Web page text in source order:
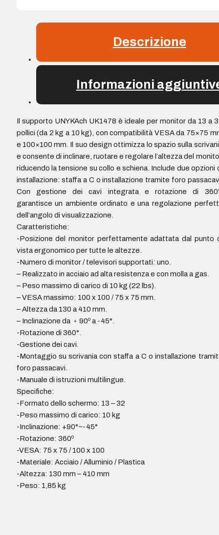
Descrizione
Informazioni
Il supporto UNYKAch UK1478 è ideale per monitor da 13 a
pollici (da 2 kg a 10 kg), con compatibilità VESA da 75×75
e 100×100 mm. Il suo design ottimizza lo spazio sulla
e consente di inclinare, ruotare e regolare l’altezza del
riducendo la tensione su collo e schiena. Include due opzioni
installazione: staffa a C o installazione tramite foro
Con gestione dei cavi integrata e rotazione di
garantisce un ambiente ordinato e una regolazione
dell’angolo di visualizzazione.
Caratteristiche:
-Posizione del monitor perfettamente adattata dal punto
vista ergonomico per tutte le altezze.
-Numero di monitor / televisori supportati: uno.
– Realizzato in acciaio ad alta resistenza e con molla a gas.
– Peso massimo di carico di 10 kg (22 lbs).
– VESA massimo: 100 x 100 / 75 x 75 mm.
– Altezza da 130 a 410 mm.
– Inclinazione da ﹢90º a -45°.
-Rotazione di 360°.
-Gestione dei cavi.
-Montaggio su scrivania con staffa a C o installazione
foro passacavi.
-Manuale di istruzioni multilingue.
Specifiche:
-Formato dello schermo: 13 – 32
-Peso massimo di carico: 10 kg
-Inclinazione: +90°~-45°
-Rotazione: 360º
-VESA: 75 x 75 / 100 x 100
-Materiale: Acciaio / Alluminio / Plastica
-Altezza: 130 mm – 410 mm
-Peso: 1,85 kg